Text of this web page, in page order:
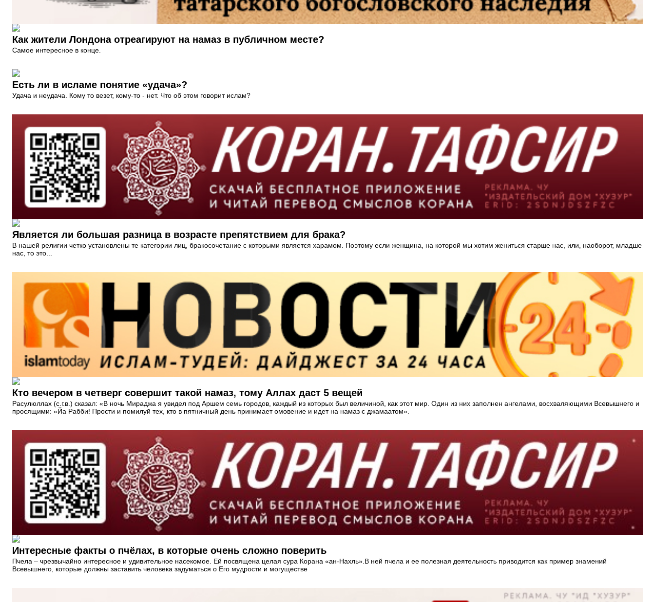
Как жители Лондона отреагируют на намаз в публичном месте?
Самое интересное в конце.
Есть ли в исламе понятие «удача»?
Удача и неудача. Кому то везет, кому-то - нет. Что об этом говорит ислам?
Является ли большая разница в возрасте препятствием для брака?
В нашей религии четко установлены те категории лиц, бракосочетание с которыми является харамом. Поэтому если женщина, на которой мы хотим жениться старше нас, или, наоборот, младше
нас, то это...
Кто вечером в четверг совершит такой намаз, тому Аллах даст 5 вещей
Расулюллах (с.г.в.) сказал: «В ночь Мираджа я увидел под Аршем семь городов, каждый из которых был величиной, как этот мир. Один из них заполнен ангелами, восхваляющими Всевышнего и
просящими: «Йа Рабби! Прости и помилуй тех, кто в пятничный день принимает омовение и идет на намаз с джамаатом».
Интересные факты о пчёлах, в которые очень сложно поверить
Пчела – чрезвычайно интересное и удивительное насекомое. Ей посвящена целая сура Корана «ан-Нахль».В ней пчела и ее полезная деятельность приводится как пример знамений
Всевышнего, которые должны заставить человека задуматься о Его мудрости и могуществе